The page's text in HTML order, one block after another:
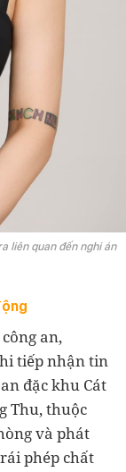
liên quan đến nghi án
an,
tiếp nhận tin
đặc khu Cát
Thu, thuộc
và phát
phép chất